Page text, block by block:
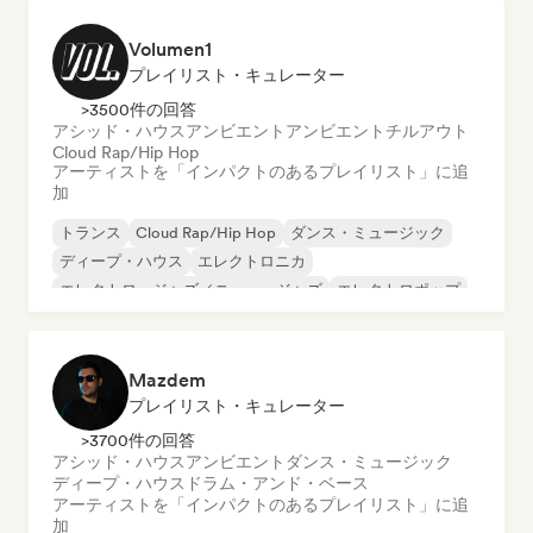
Volumen1
プレイリスト・キュレーター
>3500件の回答
アシッド・ハウスアンビエント アンビエント チルアウト
Cloud Rap/Hip Hop
アーティストを「インパクトのあるプレイリスト」に追
加
トランス Cloud Rap/Hip Hop
ダンス・ミュージック
ディープ・ハウス
エレクトロニカ
エレクトロ・ジャズ／ニュー・ジャズ
エレクトロポップ
Mazdem
プレイリスト・キュレーター
>3700件の回答
アシッド・ハウスアンビエント ダンス・ミュージック
ディープ・ハウス ドラム・アンド・ベース
アーティストを「インパクトのあるプレイリスト」に追
加